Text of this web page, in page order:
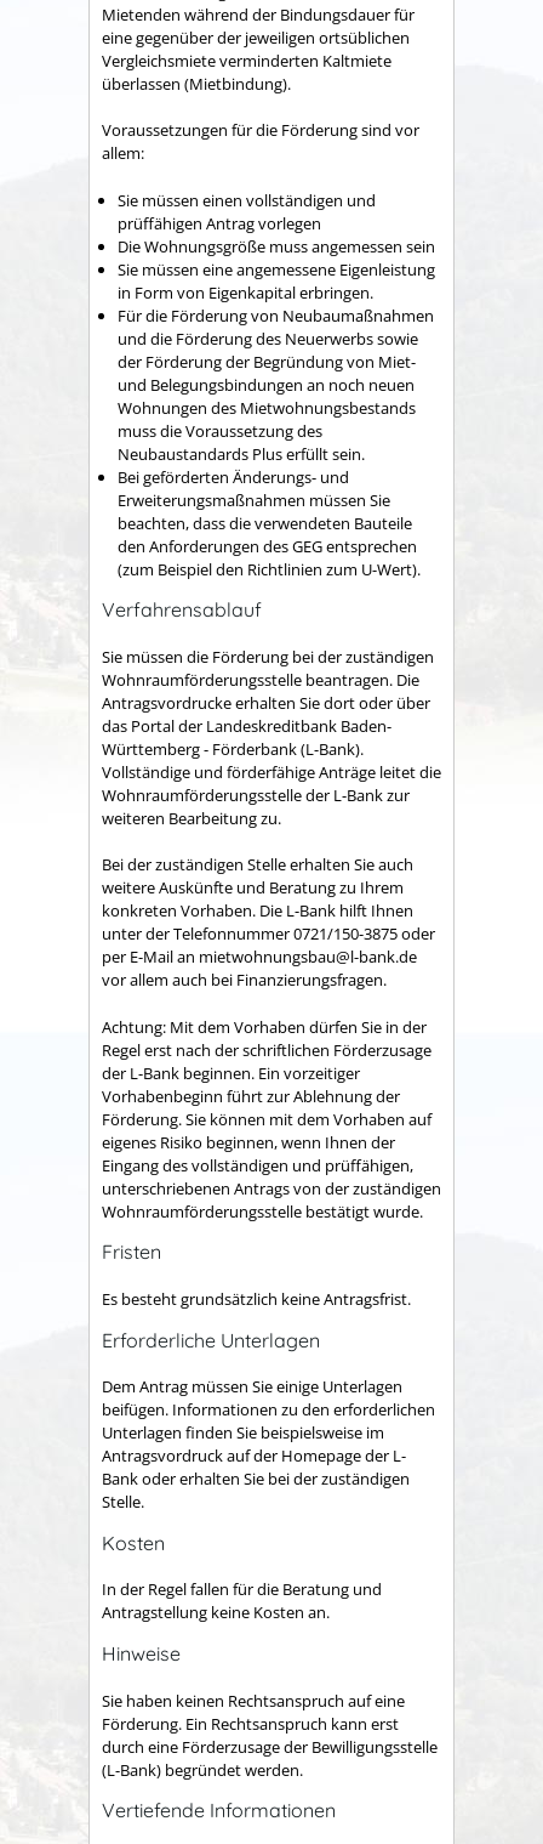
Mietenden während der Bindungsdauer für
eine gegenüber der jeweiligen ortsüblichen
Vergleichsmiete verminderten Kaltmiete
überlassen (Mietbindung).
Voraussetzungen für die Förderung sind vor
allem:
Sie müssen einen vollständigen und
prüffähigen Antrag vorlegen
Die Wohnungsgröße muss angemessen sein
Sie müssen eine angemessene Eigenleistung
in Form von Eigenkapital erbringen.
Für die Förderung von Neubaumaßnahmen
und die Förderung des Neuerwerbs sowie
der Förderung der Begründung von Miet-
und Belegungsbindungen an noch neuen
Wohnungen des Mietwohnungsbestands
muss die Voraussetzung des
Neubaustandards Plus erfüllt sein.
Bei geförderten Änderungs- und
Erweiterungsmaßnahmen müssen Sie
beachten, dass die verwendeten Bauteile
den Anforderungen des GEG entsprechen
(zum Beispiel den Richtlinien zum U-Wert).
Verfahrensablauf
Sie müssen die Förderung bei der zuständigen
Wohnraumförderungsstelle beantragen. Die
Antragsvordrucke erhalten Sie dort oder über
das Portal der Landeskreditbank Baden-
Württemberg - Förderbank (L-Bank).
Vollständige und förderfähige Anträge leitet die
Wohnraumförderungsstelle der L-Bank zur
weiteren Bearbeitung zu.
Bei der zuständigen Stelle erhalten Sie auch
weitere Auskünfte und Beratung zu Ihrem
konkreten Vorhaben. Die L-Bank hilft Ihnen
unter der Telefonnummer 0721/150-3875 oder
per E-Mail an mietwohnungsbau@l-bank.de
vor allem auch bei Finanzierungsfragen.
Achtung: Mit dem Vorhaben dürfen Sie in der
Regel erst nach der schriftlichen Förderzusage
der L-Bank beginnen. Ein vorzeitiger
Vorhabenbeginn führt zur Ablehnung der
Förderung. Sie können mit dem Vorhaben auf
eigenes Risiko beginnen, wenn Ihnen der
Eingang des vollständigen und prüffähigen,
unterschriebenen Antrags von der zuständigen
Wohnraumförderungsstelle bestätigt wurde.
Fristen
Es besteht grundsätzlich keine Antragsfrist.
Erforderliche Unterlagen
Dem Antrag müssen Sie einige Unterlagen
beifügen. Informationen zu den erforderlichen
Unterlagen finden Sie beispielsweise im
Antragsvordruck auf der Homepage der L-
Bank odererhalten Sie bei der zuständigen
Stelle.
Kosten
In der Regel fallen für die Beratung und
Antragstellung keine Kosten an.
Hinweise
Sie haben keinen Rechtsanspruch auf eine
Förderung. Ein Rechtsanspruch kann erst
durch eine Förderzusage der Bewilligungsstelle
(L-Bank) begründet werden.
Vertiefende Informationen